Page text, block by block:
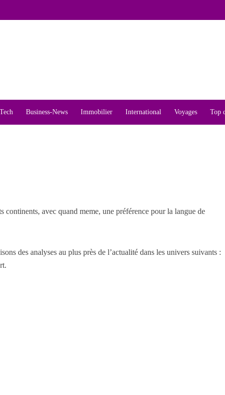
Business-News Immobilier International Voyages Top
avec quand meme, une préférence pour la langue de
des analyses au plus près de l’actualité dans les univers suivants :